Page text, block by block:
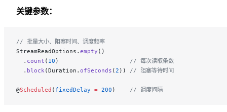
关键参数：
// 批量大小、阻塞时间、调度频率
StreamReadOptions. empty ()
  .
count ( 10 ) // 每次读取条数
  .
block(Duration. ofSeconds (2 )) // 阻塞等待时间
@Scheduled ( fixedDelay = 200 ) // 调度间隔